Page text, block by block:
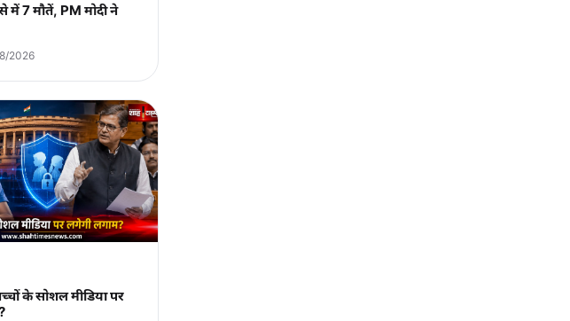
में 7 मौतें, PM मोदी ने
2026
के सोशल मीडिया पर